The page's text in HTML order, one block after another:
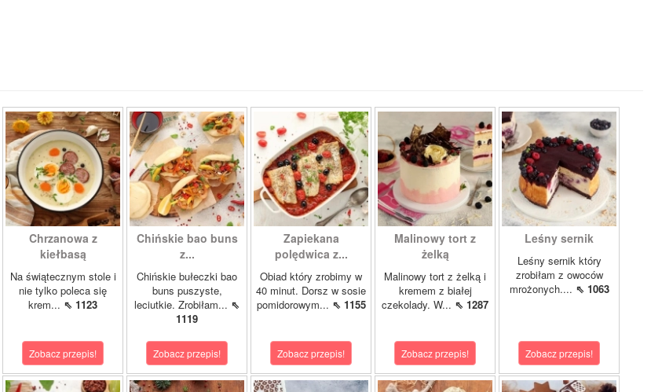
Chrzanowa z
kiełbasą
Na świątecznym stole i
nie tylko poleca się
krem... ⇖ 1123
Zobacz przepis!
Chińskie bao buns
z...
Chińskie bułeczki bao
buns puszyste,
leciutkie. Zrobiłam... ⇖
1119
Zobacz przepis!
Zapiekana
polędwica z...
Obiad który zrobimy w
40 minut. Dorsz w sosie
pomidorowym... ⇖ 1155
Zobacz przepis!
Malinowy tort z
żelką
Malinowy tort z żelką i
kremem z białej
czekolady. W... ⇖ 1287
Zobacz przepis!
Leśny sernik
Leśny sernik który
zrobiłam z owoców
mrożonych.... ⇖ 1063
Zobacz przepis!